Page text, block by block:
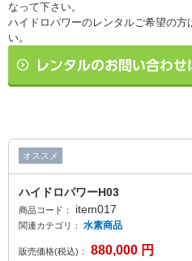
なって下さい。
ハイドロパワーのレンタルご希望の方
い。
オススメ
ハイドロパワーH03
商品コード： item017
関連カテゴリ： 水素商品
販売価格(税込)： 880,000 円